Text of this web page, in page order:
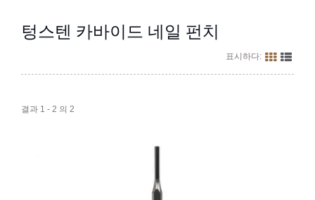
텅스텐 카바이드 네일 펀치
표시하다:
결과 1 - 2 의 2